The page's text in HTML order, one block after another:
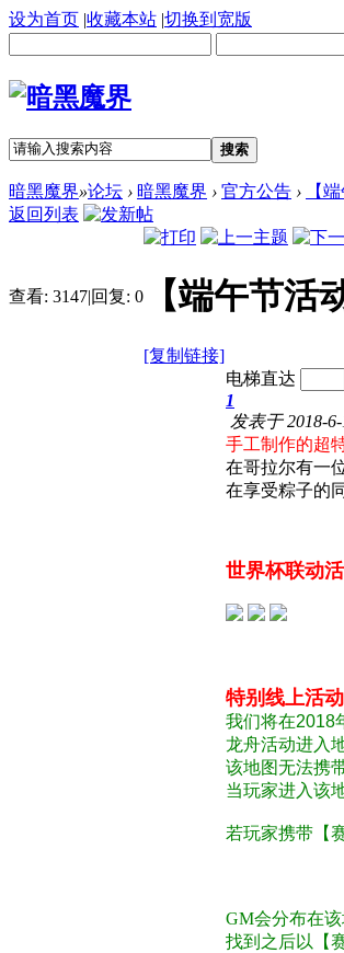
设为首页 |收藏本站 |切换到宽版
搜索
暗黑魔界»论坛 › 暗黑魔界 › 官方公告 ›
【
返回列表
查看: 3147|回复: 0 【端午节活
[复制链接]
电梯直达
1
发表于 2018-
手工制作的超
在哥拉尔有一
在享受粽子的
世界杯联动活
特别线上活
我们将在2018
龙舟活动进入
该地图无法携
当玩家进入该
若玩家携带【
GM会分布在
找到之后以【